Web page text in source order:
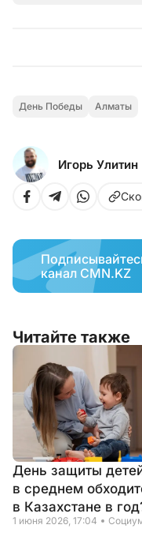
День Победы Алматы
Игорь Улитин
канал CMN.KZ
Читайте также
День защиты
в среднем
в Казахстане в
1 июня 2026, 17:04